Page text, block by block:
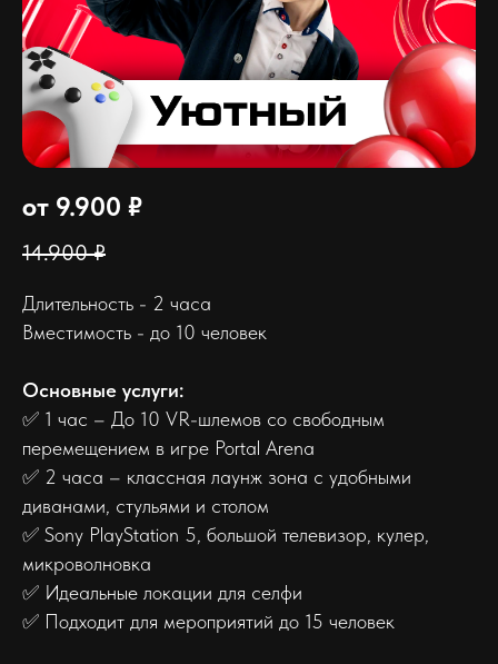
от 9.900 ₽
14.900 ₽
Длительность - 2 часа
Вместимость - до 10 человек
Основные услуги:
✅ 1 час – До 10 VR-шлемов со свободным
перемещением в игре Portal Arena
✅ 2 часа – классная лаунж зона с удобными
диванами, стульями и столом
✅ Sony PlayStation 5, большой телевизор, кулер,
микроволновка
✅ Идеальные локации для селфи
✅ Подходит для мероприятий до 15 человек